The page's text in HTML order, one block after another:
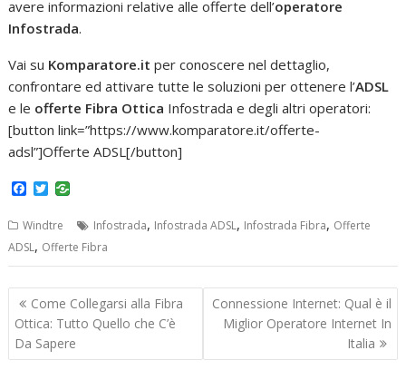
avere informazioni relative alle offerte dell’operatore
Infostrada.
Vai su Komparatore.it per conoscere nel dettaglio,
confrontare ed attivare tutte le soluzioni per ottenere l’ADSL
e le offerte Fibra Ottica Infostrada e degli altri operatori:
[button link=”https://www.komparatore.it/offerte-
adsl”]Offerte ADSL[/button]
F
c
e
b
o
k
T
i
t
t
e
Windtre Infostrada, Infostrada ADSL, Infostrada Fibra, Offerte
ADSL, Offerte Fibra
Navigazione
articoli
Come Collegarsi alla Fibra
Ottica: Tutto Quello che C’è
Da Sapere
Connessione Internet: Qual è il
Miglior Operatore Internet In
Italia